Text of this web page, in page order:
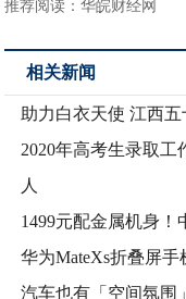
推荐阅读：华皖财经网
相关新闻
助力白衣天使 江西
2020年高考生录取
人
1499元配金属机身
华为MateXs折叠屏手
汽车也有「空间氛围